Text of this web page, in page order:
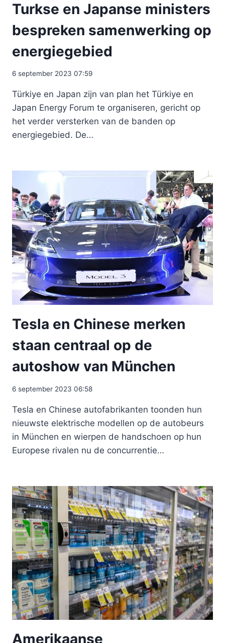
Turkse en Japanse ministers
bespreken samenwerking op
energiegebied
6 september 2023 07:59
Türkiye en Japan zijn van plan het Türkiye en
Japan Energy Forum te organiseren, gericht op
het verder versterken van de banden op
energiegebied. De…
Tesla en Chinese merken
staan ​​centraal op de
autoshow van München
6 september 2023 06:58
Tesla en Chinese autofabrikanten toonden hun
nieuwste elektrische modellen op de autobeurs
in München en wierpen de handschoen op hun
Europese rivalen nu de concurrentie…
Amerikaanse